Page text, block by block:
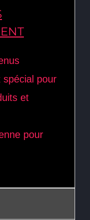
spécial pour
et
pour